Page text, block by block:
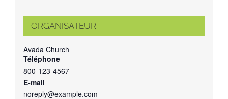
ORGANISATEUR
Avada Church
Téléphone
800-123-4567
E-mail
noreply@example.com